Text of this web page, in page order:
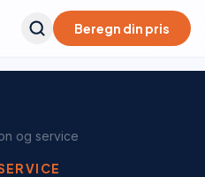
Beregn din pris
og service